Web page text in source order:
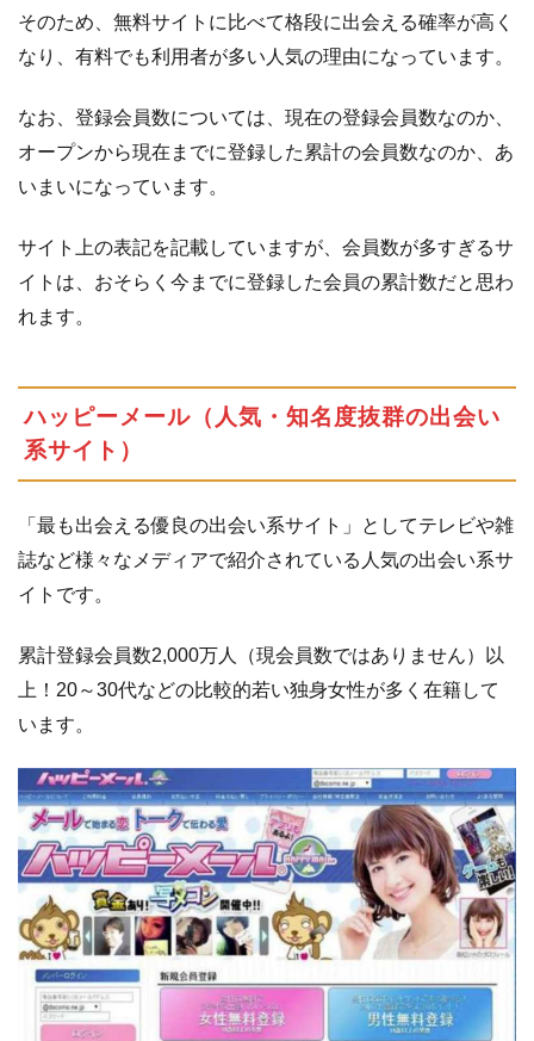
ニテ
ィサ
イ
1.5
ASOBO（ま
ュニティサ
クル
以上
の巨
大コ
ニテ
ィ）
1.7 ミン
Ｃ！
Ｊメ
ト色
の強
い人
気サ
イ
ト）
2 結
婚
応
そのため、無料サイトに比べて格段に出会える確率が高く
なり、有料でも利用者が多い人気の理由になっています。
なお、登録会員数については、現在の登録会員数なのか、
オープンから現在までに登録した累計の会員数なのか、あ
いまいになっています。
サイト上の表記を記載していますが、会員数が多すぎるサ
イトは、おそらく今までに登録した会員の累計数だと思わ
れます。
ハッピーメール（人気・知名度抜群の出会い
系サイト）
「最も出会える優良の出会い系サイト」としてテレビや雑
誌など様々なメディアで紹介されている人気の出会い系サ
イトです。
累計登録会員数2,000万人（現会員数ではありません）以
上！20～30代などの比較的若い独身女性が多く在籍して
います。